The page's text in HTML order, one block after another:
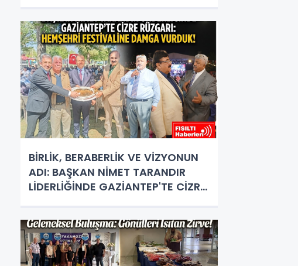
BİRLİK, BERABERLİK VE VİZYONUN
ADI: BAŞKAN NİMET TARANDIR
LİDERLİĞİNDE GAZİANTEP'TE CİZRE